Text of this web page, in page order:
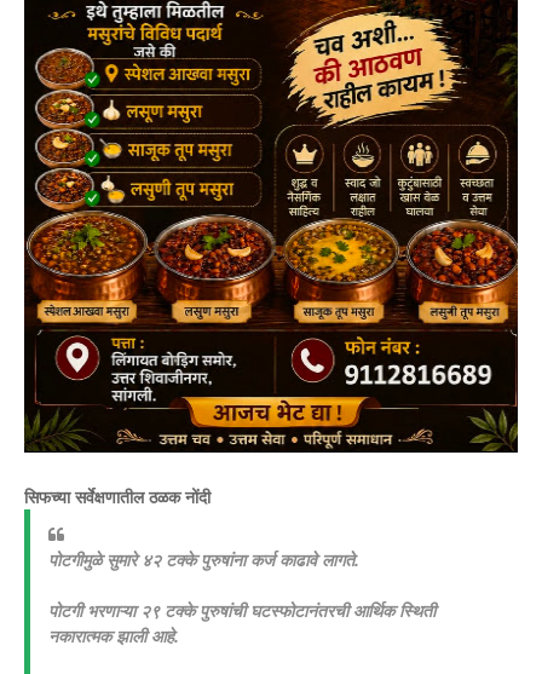
सिफच्या सर्वेक्षणातील ठळक नोंदी
पोटगीमुळे सुमारे ४२ टक्के पुरुषांना कर्ज काढावे लागते.
पोटगी भरणाऱ्या २९ टक्के पुरुषांची घटस्फोटानंतरची आर्थिक स्थिती
नकारात्मक झाली आहे.